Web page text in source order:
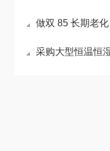
做双 85 长期老化，大型恒温恒
采购大型恒温恒湿舱为何不